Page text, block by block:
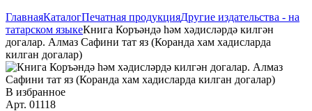
ГлавнаяКаталогПечатная продукцияДругие издательства - на
татарском языкеКнига Коръәндә һәм хәдисләрдә килгән
догалар. Алмаз Сафини тат яз (Коранда хам хадисларда
килган догалар)
В избранное
Арт. 01118